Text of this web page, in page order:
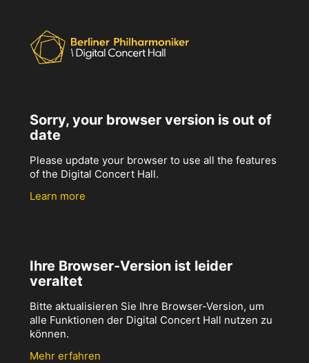
Sorry, your browser version is out of
date
Please update your browser to use all the features
of the Digital Concert Hall.
Learn more
Ihre Browser-Version ist leider
veraltet
Bitte aktualisieren Sie Ihre Browser-Version, um
alle Funktionen der Digital Concert Hall nutzen zu
können.
Mehr erfahren